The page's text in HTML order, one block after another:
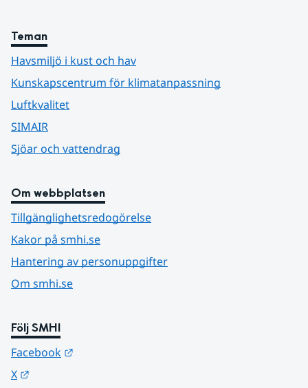
Teman
Havsmiljö i kust och hav
Kunskapscentrum för klimatanpassning
Luftkvalitet
SIMAIR
Sjöar och vattendrag
Om webbplatsen
Tillgänglighetsredogörelse
Kakor på smhi.se
Hantering av personuppgifter
Om smhi.se
Följ SMHI
Facebook
X